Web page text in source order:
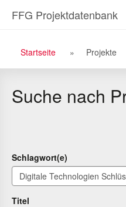
den
InhaltFFG Projektdatenbank
Breadcrumb
Navigation
Startseite Projekte
Suche nach
Schlagwort(e)
Titel